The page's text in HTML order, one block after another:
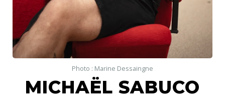
Photo : Marine Dessaingne
MICHAËL SABUCO